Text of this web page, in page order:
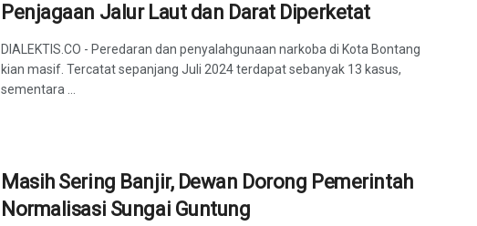
Penjagaan Jalur Laut dan Darat Diperketat
DIALEKTIS.CO - Peredaran dan penyalahgunaan narkoba di Kota Bontang
kian masif. Tercatat sepanjang Juli 2024 terdapat sebanyak 13 kasus,
sementara ...
Masih Sering Banjir, Dewan Dorong Pemerintah
Normalisasi Sungai Guntung